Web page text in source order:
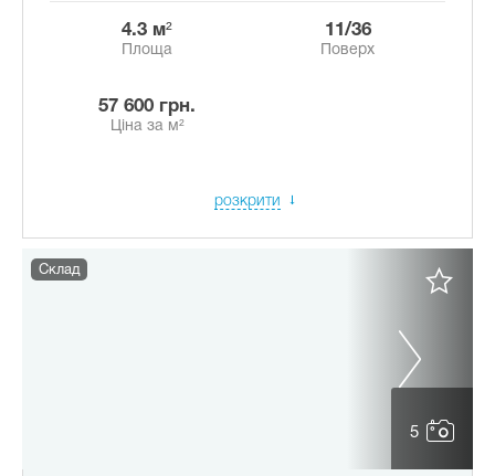
4.3 м²
Площа
11/36
Поверх
57 600 грн.
Ціна за м²
розкрити
5
Склад